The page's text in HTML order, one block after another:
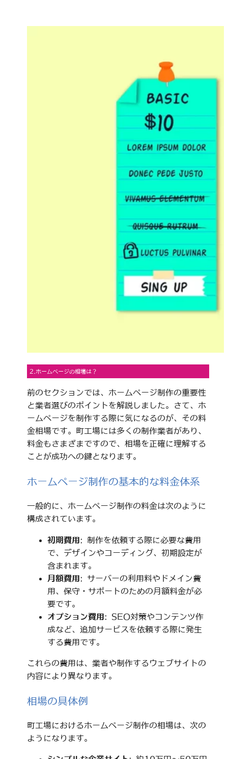
2.ホームページの相場は？
前のセクションでは、ホームページ制作の重要性
と業者選びのポイントを解説しました。さて、ホ
ームページを制作する際に気になるのが、その料
金相場です。町工場には多くの制作業者があり、
料金もさまざまですので、相場を正確に理解する
ことが成功への鍵となります。
ホームページ制作の基本的な料金体系
一般的に、ホームページ制作の料金は次のように
構成されています。
初期費用: 制作を依頼する際に必要な費用
で、デザインやコーディング、初期設定が
含まれます。
月額費用: サーバーの利用料やドメイン費
用、保守・サポートのための月額料金が必
要です。
オプション費用: SEO対策やコンテンツ作
成など、追加サービスを依頼する際に発生
する費用です。
これらの費用は、業者や制作するウェブサイトの
内容により異なります。
相場の具体例
町工場におけるホームページ制作の相場は、次の
ようになります。